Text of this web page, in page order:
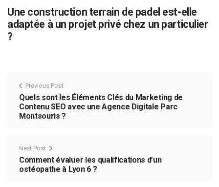
Une construction terrain de padel est-elle
adaptée à un projet privé chez un particulier
?
Previous Post
Quels sont les Éléments Clés du Marketing de
Contenu SEO avec une Agence Digitale Parc
Montsouris ?
Next Post
Comment évaluer les qualifications d’un
ostéopathe à Lyon 6 ?